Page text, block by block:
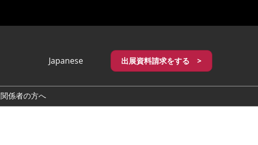
Japanese
English
繁體中文
出展資料請求をする >
係者の方へ